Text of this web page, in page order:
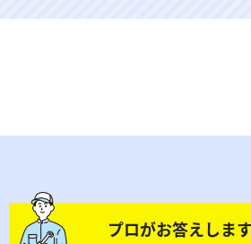
プロがお答えしま